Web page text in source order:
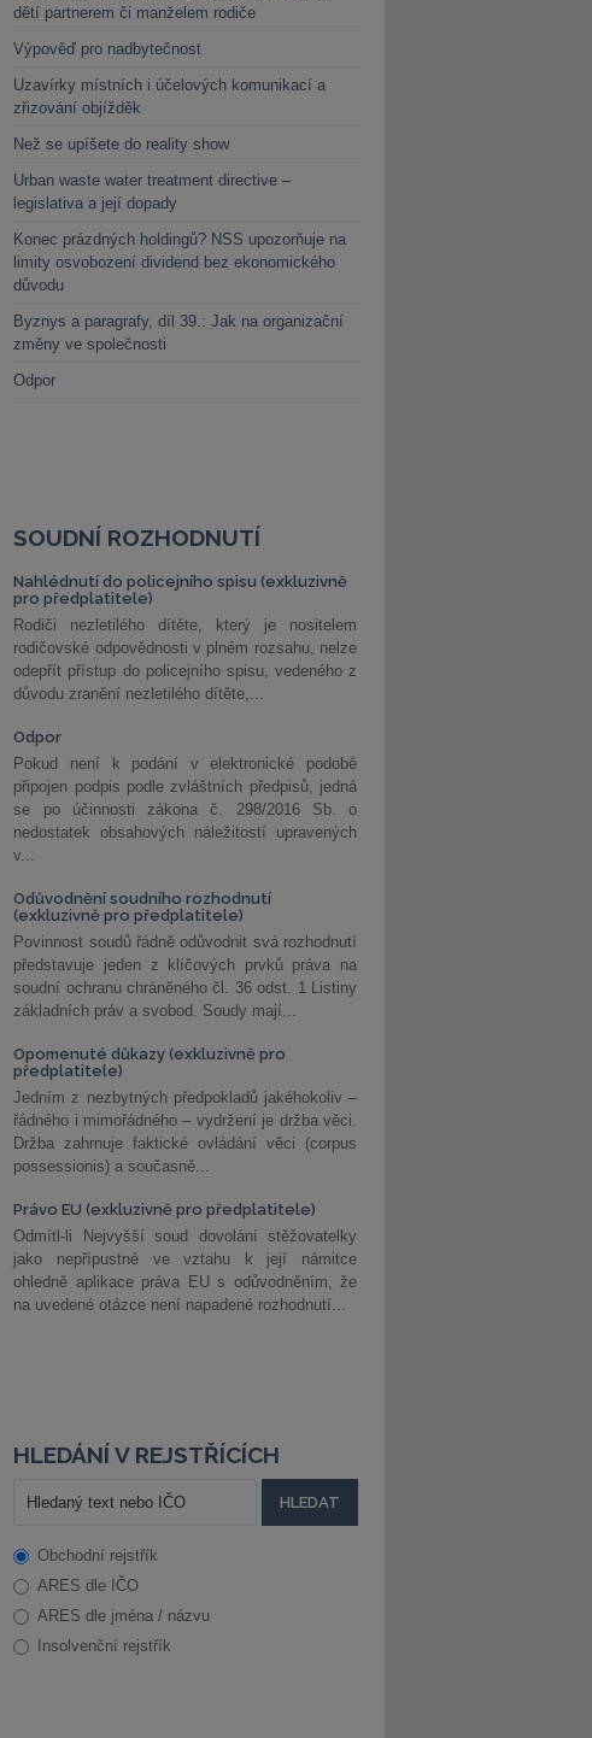
dětí partnerem či manželem rodiče
Výpověď pro nadbytečnost
Uzavírky místních i účelových komunikací a
zřizování objížděk
Než se upíšete do reality show
Urban waste water treatment directive –
legislativa a její dopady
Konec prázdných holdingů? NSS upozorňuje na
limity osvobození dividend bez ekonomického
důvodu
Byznys a paragrafy, díl 39.: Jak na organizační
změny ve společnosti
Odpor
SOUDNÍ ROZHODNUTÍ
Nahlédnutí do policejního spisu (exkluzivně
pro předplatitele)
Rodiči nezletilého dítěte, který je nositelem
rodičovské odpovědnosti v plném rozsahu, nelze
odepřít přístup do policejního spisu, vedeného z
důvodu zranění nezletilého dítěte,...
Odpor
Pokud není k podání v elektronické podobě
připojen podpis podle zvláštních předpisů, jedná
se po účinnosti zákona č. 298/2016 Sb. o
nedostatek obsahových náležitostí upravených
v...
Odůvodnění soudního rozhodnutí
(exkluzivně pro předplatitele)
Povinnost soudů řádně odůvodnit svá rozhodnutí
představuje jeden z klíčových prvků práva na
soudní ochranu chráněného čl. 36 odst. 1 Listiny
základních práv a svobod. Soudy mají...
Opomenuté důkazy (exkluzivně pro
předplatitele)
Jedním z nezbytných předpokladů jakéhokoliv –
řádného i mimořádného – vydržení je držba věci.
Držba zahrnuje faktické ovládání věci (corpus
possessionis) a současně...
Právo EU (exkluzivně pro předplatitele)
Odmítl-li Nejvyšší soud dovolání stěžovatelky
jako nepřípustné ve vztahu k její námitce
ohledně aplikace práva EU s odůvodněním, že
na uvedené otázce není napadené rozhodnutí...
HLEDÁNÍ V REJSTŘÍCÍCH
Obchodní rejstřík
ARES dle IČO
ARES dle jména / názvu
Insolvenční rejstřík